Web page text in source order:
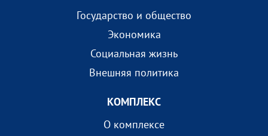
Государство и общество
Экономика
Социальная жизнь
Внешняя политика
КОМПЛEКС
О комплексе